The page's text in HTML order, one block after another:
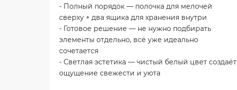
- Полный порядок — полочка для мелочей
сверху + два ящика для хранения внутри
- Готовое решение — не нужно подбирать
элементы отдельно, всё уже идеально
сочетается
- Светлая эстетика — чистый белый цвет создаёт
ощущение свежести и уюта